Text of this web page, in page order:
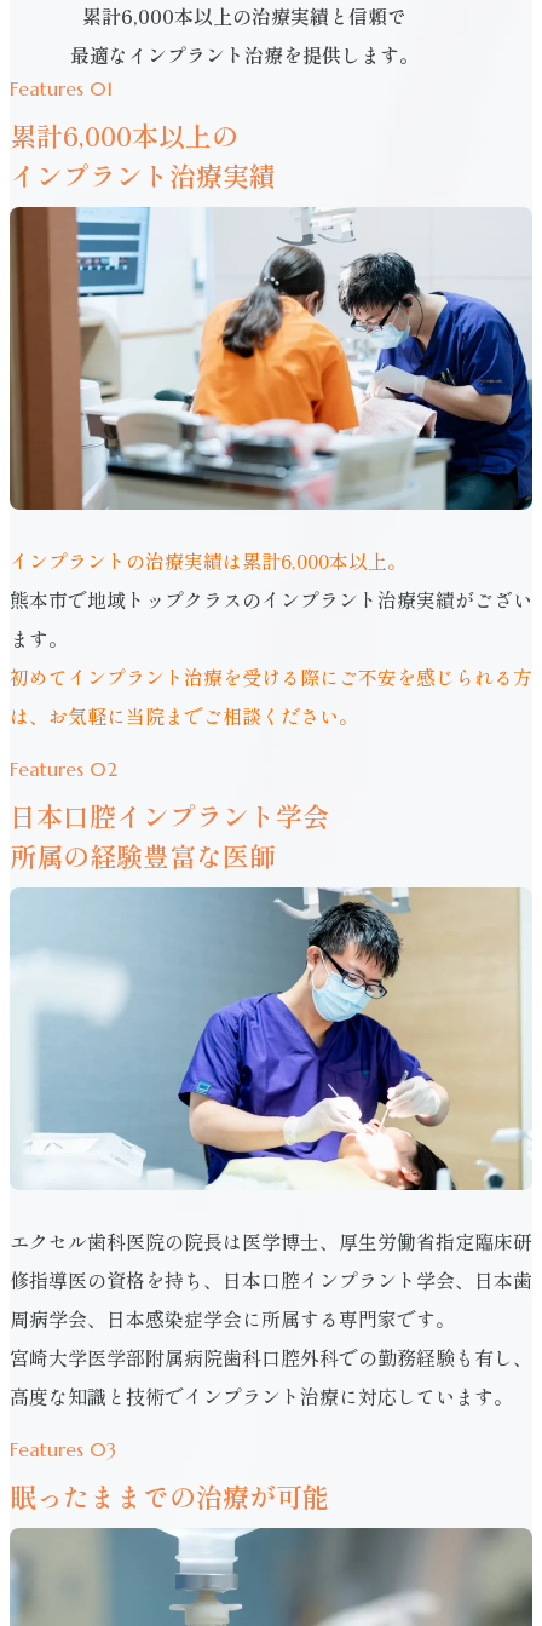
累計6,000本以上の治療実績と信頼で
最適なインプラント治療を提供します。
Features 01
累計6,000本以上の
インプラント治療実績
インプラントの治療実績は累計6,000本以上。
熊本市で地域トップクラスのインプラント治療実績がござい
ます。
初めてインプラント治療を受ける際にご不安を感じられる方
は、お気軽に当院までご相談ください。
Features 02
日本口腔インプラント学会
所属の経験豊富な医師
エクセル歯科医院の院長は医学博士、厚生労働省指定臨床研
修指導医の資格を持ち、日本口腔インプラント学会、日本歯
周病学会、日本感染症学会に所属する専門家です。
宮崎大学医学部附属病院歯科口腔外科での勤務経験も有し、
高度な知識と技術でインプラント治療に対応しています。
Features 03
眠ったままでの治療が可能